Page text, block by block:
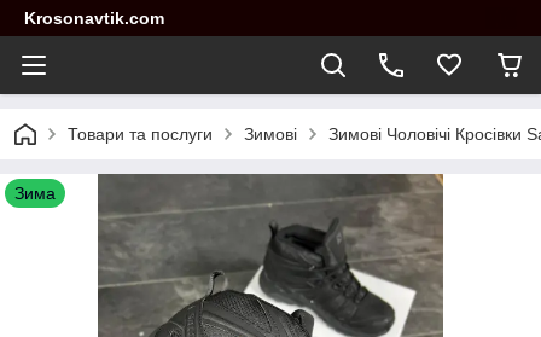
Krosonavtik.com
Товари та послуги Зимові Зимові Чоловічі
Зима